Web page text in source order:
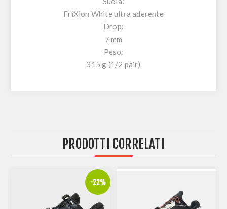
FriXion White ultra aderente
Drop:
7 mm
Peso:
315 g (1/2 pair)
PRODOTTI CORRELATI
-22%